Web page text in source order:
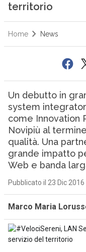
territorio
Home News
Un debutto in
system
come Innovation
Novipiù al
qualità. Una
grande impatto
Web e banda
Pubblicato il 23 Dic 2016
Marco Maria